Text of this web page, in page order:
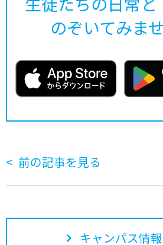
のぞいてみま
前の記事を見る
キャンパス情